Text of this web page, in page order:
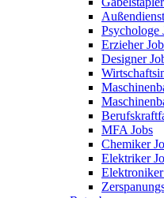
Psychologe
Erzieher
Designer
MFA Jobs
Chemiker
Elektriker
Elektroniker